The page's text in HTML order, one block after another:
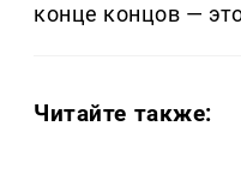
конце концов —
Читайте также: